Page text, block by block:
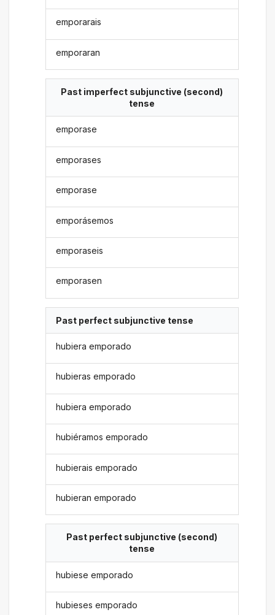
emporarais
emporaran
Past imperfect subjunctive (second)
tense
emporase
emporases
emporase
emporásemos
emporaseis
emporasen
Past perfect subjunctive tense
hubiera emporado
hubieras emporado
hubiera emporado
hubiéramos emporado
hubierais emporado
hubieran emporado
Past perfect subjunctive (second)
tense
hubiese emporado
hubieses emporado